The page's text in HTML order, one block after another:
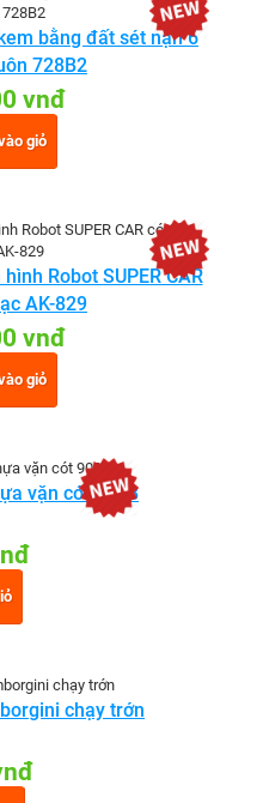
bằng đất sét nặn 6
728B2
vnđ
giỏ
Robot SUPER CAR
AK-829
vnđ
giỏ
vặn cót 903B
chạy trớn